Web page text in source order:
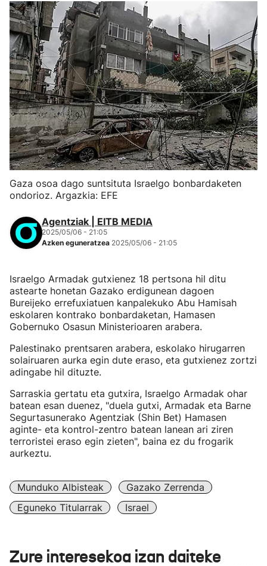
Gaza osoa dago suntsituta Israelgo bonbardaketen
ondorioz. Argazkia: EFE
Agentziak | EITB MEDIA
2025/05/06 - 21:05
Azken eguneratzea 2025/05/06 - 21:05
Israelgo Armadak gutxienez 18 pertsona hil ditu
astearte honetan Gazako erdigunean dagoen
Bureijeko errefuxiatuen kanpalekuko Abu Hamisah
eskolaren kontrako bonbardaketan, Hamasen
Gobernuko Osasun Ministerioaren arabera.
Palestinako prentsaren arabera, eskolako hirugarren
solairuaren aurka egin dute eraso, eta gutxienez zortzi
adingabe hil dituzte.
Sarraskia gertatu eta gutxira, Israelgo Armadak ohar
batean esan duenez, "duela gutxi, Armadak eta Barne
Segurtasunerako Agentziak (Shin Bet) Hamasen
aginte- eta kontrol-zentro batean lanean ari ziren
terroristei eraso egin zieten", baina ez du frogarik
aurkeztu.
Munduko Albisteak
Gazako Zerrenda
Eguneko Titularrak
Israel
Zure interesekoa izan daiteke